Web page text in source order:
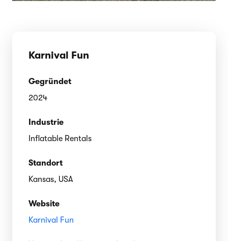
Karnival Fun
Gegründet
2024
Industrie
Inflatable Rentals
Standort
Kansas, USA
Website
Karnival Fun